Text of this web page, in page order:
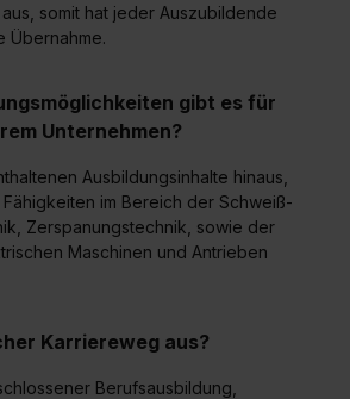
somit hat jeder Auszubildende
Übernahme.
gibt es für
Unternehmen?
Ausbildungsinhalte hinaus,
im Bereich der Schweiß-
Zerspanungstechnik, sowie der
Maschinen und Antrieben
Karriereweg aus?
Berufsausbildung,